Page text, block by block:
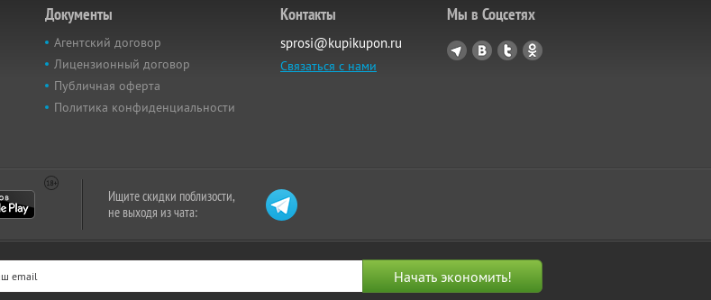
Документы
Агентский договор
Лицензионный договор
Публичная оферта
Политика конфиденциальности
Контакты
sprosi@kupikupon.ru
Связаться с нами
Мы в Соцсетях
Ищите скидки поблизости,
не выходя из чата: